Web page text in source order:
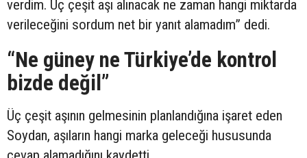
verdim. Üç çeşit aşı alınacak ne zaman hangi miktarda
verileceğini sordum net bir yanıt alamadım” dedi.
“Ne güney ne Türkiye’de kontrol
bizde değil”
Üç çeşit aşının gelmesinin planlandığına işaret eden
Soydan, aşıların hangi marka geleceği hususunda